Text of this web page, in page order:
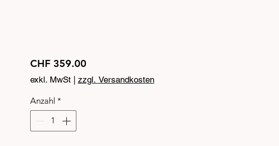
CHF 359.00Preis
exkl. MwSt| zzgl. Versandkosten
Anzahl *